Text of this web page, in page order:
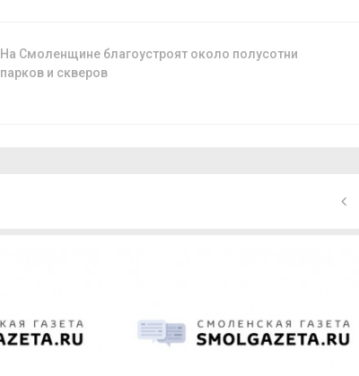
На Смоленщине благоустроят около полусотни
парков и скверов